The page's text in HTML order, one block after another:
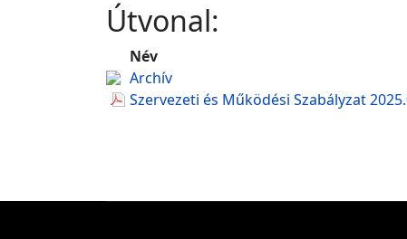
Útvonal:
Név
Archív
Szervezeti és Működési Szabályzat